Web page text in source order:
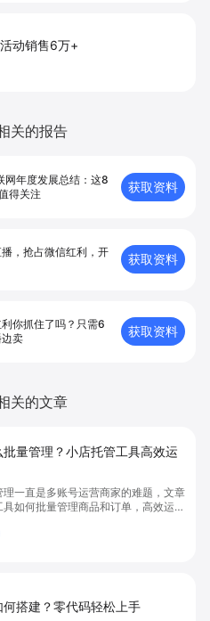
动销售6万+
关的报告
网年度发展总结：这8
得关注
获取资料
，抢占微信红利，开
获取资料
你抓住了吗？只需6
卖
获取资料
关的文章
量管理？小店托管工具高效运
一直是多账号运营商家的难题，文章
如何批量管理商品和订单，高效运营
。通过智能同步、AI运营托管和丰富营
门店管理效率。点击了解微信小店批
的实用方案！
搭建？零代码轻松上手